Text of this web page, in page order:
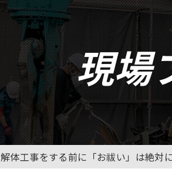
現場
解体工事をする前に「お祓い」は絶対